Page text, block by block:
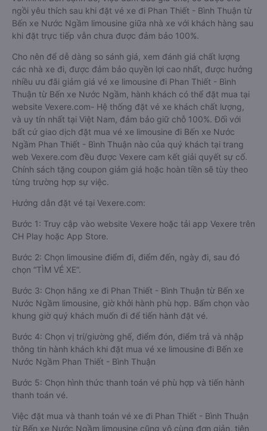
Thiết - Bình Thuận giúp cho du khách có đa dạng sự lựa
chọn. Đây cũng có thể là một điều bất lợi làm cho hàng khách
không biết nên chọn nhà xe có xe limousine nào là phù hợp
với mình. Bên cạnh đó, việc đảm bảo giữ chỗ, có được chỗ
ngồi yêu thích sau khi đặt vé xe đi Phan Thiết - Bình Thuận từ
Bến xe Nước Ngầm limousine giữa nhà xe với khách hàng sau
khi đặt trực tiếp vẫn chưa được đảm bảo 100%.
Cho nên để dễ dàng so sánh giá, xem đánh giá chất lượng
các nhà xe đi, được đảm bảo quyền lợi cao nhất, được hưởng
nhiều ưu đãi giảm giá vé xe limousine đi Phan Thiết - Bình
Thuận từ Bến xe Nước Ngầm, hành khách có thể đặt mua tại
website Vexere.com- Hệ thống đặt vé xe khách chất lượng,
và uy tín nhất tại Việt Nam, đảm bảo giữ chỗ 100%. Đối với
bất cứ giao dịch đặt mua vé xe limousine đi Bến xe Nước
Ngầm Phan Thiết - Bình Thuận nào của quý khách tại trang
web Vexere.com đều được Vexere cam kết giải quyết sự cố.
từng trường hợp sự việc.
Bước 1: Truy cập vào website Vexere hoặc tải app Vexere trên
Bước 2: Chọn limousine điểm đi, điểm đến, ngày đi, sau đó
chọn “TÌM VÉ XE”.
Bước 3: Chọn hãng xe đi Phan Thiết - Bình Thuận từ Bến xe
Nước Ngầm limousine, giờ khởi hành phù hợp. Bấm chọn vào
khung giờ quý khách muốn đi để tiến hành đặt vé.
Bước 4: Chọn vị trí/giường ghế, điểm đón, điểm trả và nhập
thông tin hành khách khi đặt mua vé xe limousine đi Bến xe
Bước 5: Chọn hình thức thanh toán vé phù hợp và tiến hành